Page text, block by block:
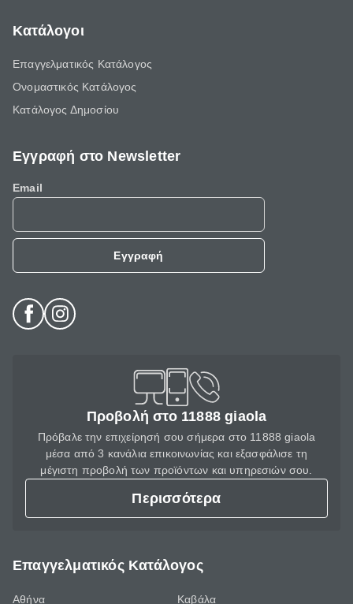
Κατάλογοι
Επαγγελματικός Κατάλογος
Ονομαστικός Κατάλογος
Κατάλογος Δημοσίου
Εγγραφή στο Newsletter
Email
Εγγραφή
Προβολή στο 11888 giaola
Πρόβαλε την επιχείρησή σου σήμερα στο 11888 giaola
μέσα από 3 κανάλια επικοινωνίας και εξασφάλισε τη
μέγιστη προβολή των προϊόντων και υπηρεσιών σου.
Περισσότερα
Επαγγελματικός Κατάλογος
Αθήνα
Καβάλα